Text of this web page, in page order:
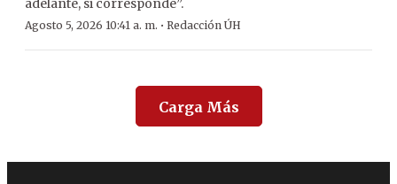
adelante, si corresponde”.
Agosto 5, 2026 10:41 a. m. · Redacción ÚH
Carga Más